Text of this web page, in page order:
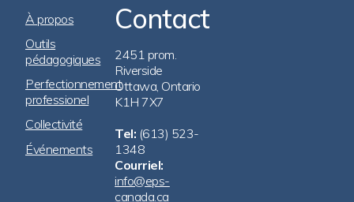
Footer
Navigation
À propos
Outils
pédagogiques
Perfectionnement
professionel
Collectivité
Événements
Contact
2451 prom.
Riverside
Ottawa, Ontario
K1H 7X7
Tel: (613) 523-
1348
Courriel:
info@eps-
canada.ca